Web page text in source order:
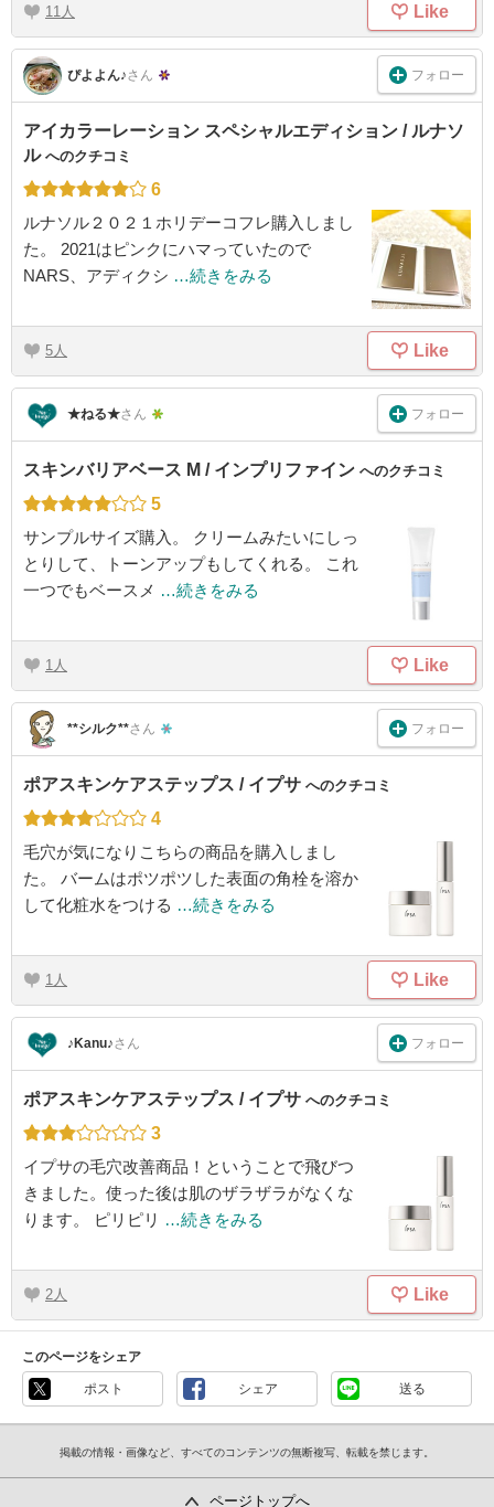
11 Like
ぴよよん♪さん フォロー
アイカラーレーション スペシャルエディション / ルナソ
ル へのクチコミ
6
ルナソル２０２１ホリデーコフレ購入しまし
た。 2021はピンクにハマっていたので
NARS、アディクシ …続きをみる
5 Like
★ねる★さん フォロー
スキンバリアベース M / インプリファイン へのクチコミ
5
サンプルサイズ購入。 クリームみたいにしっ
とりして、トーンアップもしてくれる。 これ
一つでもベースメ …続きをみる
1 Like
**シルク**さん フォロー
ポアスキンケアステップス / イプサ へのクチコミ
4
毛穴が気になりこちらの商品を購入しまし
た。 バームはポツポツした表面の角栓を溶か
して化粧水をつける …続きをみる
1 Like
♪Kanu♪さん フォロー
ポアスキンケアステップス / イプサ へのクチコミ
3
イプサの毛穴改善商品！ということで飛びつ
きました。使った後は肌のザラザラがなくな
ります。 ピリピリ …続きをみる
2 Like
このページをシェア
ポスト シェア 送る
掲載の情報・画像など、すべてのコンテンツの無断複写、転載を禁じます。
ページトップへ